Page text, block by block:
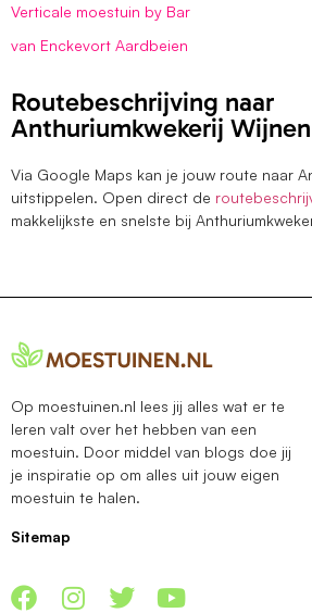
Verticale moestuin by Bar
van Enckevort Aardbeien
Routebeschrijving naar
Anthuriumkwekerij Wijnen
Via Google Maps kan je jouw route naar
uitstippelen. Open direct de
makkelijkste en snelste bij
Op moestuinen.nl lees jij alles wat er te
leren valt over het hebben van een
moestuin. Door middel van blogs doe jij
je inspiratie op om alles uit jouw eigen
moestuin te halen.
Sitemap